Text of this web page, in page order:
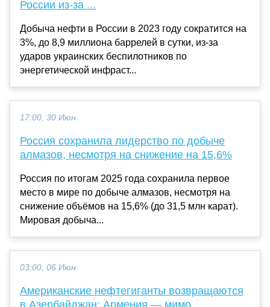
России из-за ...
Добыча нефти в России в 2023 году сократится на
3%, до 8,9 миллиона баррелей в сутки, из-за
ударов украинских беспилотников по
энергетической инфраст...
17:00, 30 Июн
Россия сохранила лидерство по добыче
алмазов, несмотря на снижение на 15,6%
Россия по итогам 2025 года сохранила первое
место в мире по добыче алмазов, несмотря на
снижение объёмов на 15,6% (до 31,5 млн карат).
Мировая добыча...
03:00, 06 Июн
Американские нефтегиганты возвращаются
в Азербайджан: Армения — мимо